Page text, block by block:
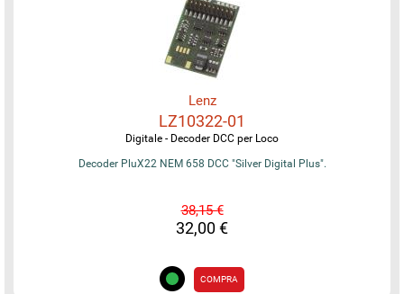
Lenz
LZ10322-01
Digitale - Decoder DCC per Loco
Decoder PluX22 NEM 658 DCC "Silver Digital Plus".
38,15 €
32,00 €
COMPRA